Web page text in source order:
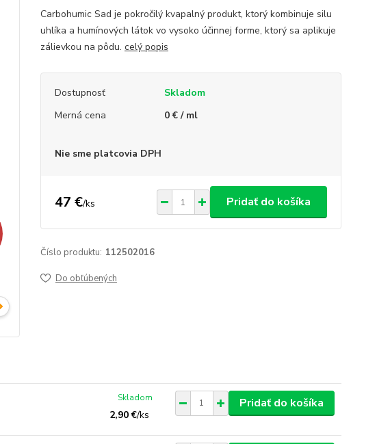
Carbohumic Sad je pokročilý kvapalný produkt, ktorý kombinuje silu
uhlíka a humínových látok vo vysoko účinnej forme, ktorý sa aplikuje
zálievkou na pôdu. celý popis
Dostupnosť
Skladom
Merná cena
0 € / ml
Nie sme platcovia DPH
47 €/ks Pridať do košíka
Číslo produktu: 112502016
Do obľúbených
2,90 €/ks
Skladom Pridať do košíka